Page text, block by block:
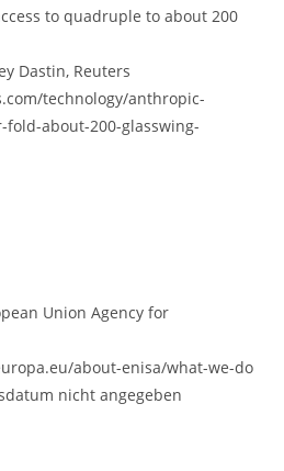
to quadruple to about 200
Dastin, Reuters
technology/anthropic-
fold-about-200-glasswing-
Union Agency for
about-enisa/what-we-do
nicht angegeben